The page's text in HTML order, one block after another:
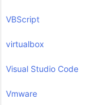
VBScript
virtualbox
Visual Studio Code
Vmware